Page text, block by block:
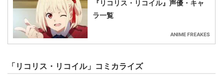
『リコリス・リコイル』声優・キャ
ラ一覧
ANIME FREAKES
「リコリス・リコイル」コミカライズ